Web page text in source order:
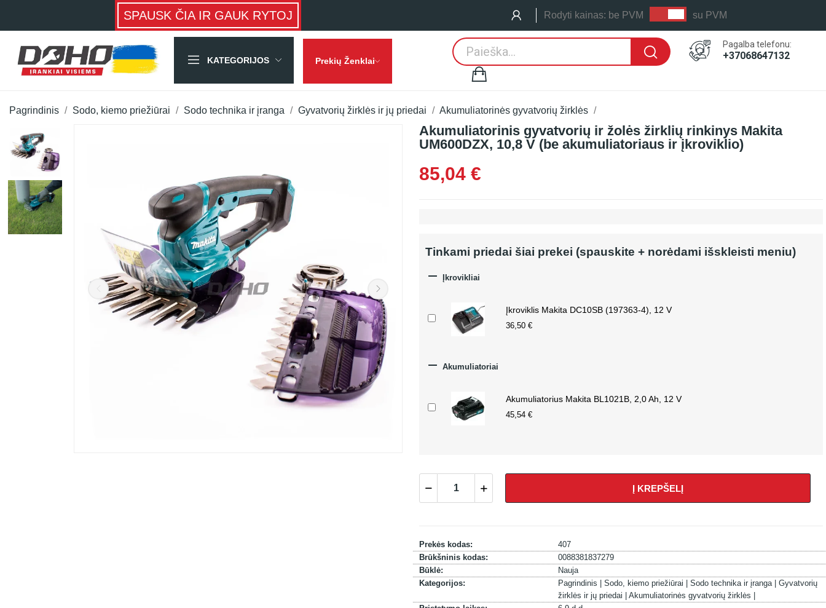
SPAUSK ČIA IR GAUK RYTOJ Rodyti kainas: be PVM su PVM
KATEGORIJOS Prekių Ženklai
Pagalba telefonu:
+37068647132
Pagrindinis Sodo, kiemo priežiūrai Sodo technika ir įranga Gyvatvorių žirklės ir jų priedai Akumuliatorinės gyvatvorių žirklės
Akumuliatorinis gyvatvorių ir žolės žirklių rinkinys Makita
UM600DZX, 10,8 V (be akumuliatoriaus ir įkroviklio)
85,04 €
Tinkami priedai šiai prekei (spauskite + norėdami išskleisti meniu)
 Įkrovikliai
Įkroviklis Makita DC10SB (197363-4), 12 V
36,50 €
 Akumuliatoriai
Akumuliatorius Makita BL1021B, 2,0 Ah, 12 V
45,54 €
Į KREPŠELĮ
Prekės kodas:
407
Brūkšninis kodas:
0088381837279
Būklė:
Nauja
Kategorijos:
Pagrindinis | Sodo, kiemo priežiūrai | Sodo technika ir įranga | Gyvatvorių
žirklės ir jų priedai | Akumuliatorinės gyvatvorių žirklės |